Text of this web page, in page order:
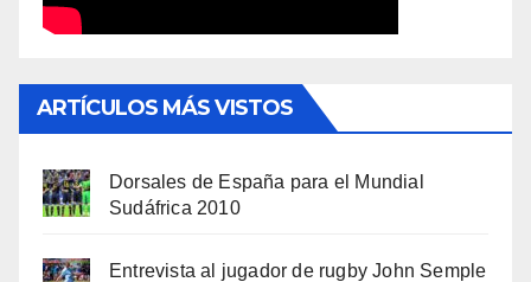
ARTÍCULOS MÁS VISTOS
Dorsales de España para el Mundial
Sudáfrica 2010
Entrevista al jugador de rugby John Semple